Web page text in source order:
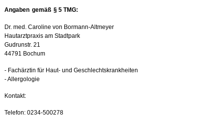
Angaben gemäß § 5 TMG:
Dr. med. Caroline von Bormann-Altmeyer
Hautarztpraxis am Stadtpark
Gudrunstr. 21
44791 Bochum
- Fachärztin für Haut- und Geschlechtskrankheiten
- Allergologie
Kontakt:
Telefon: 0234-500278